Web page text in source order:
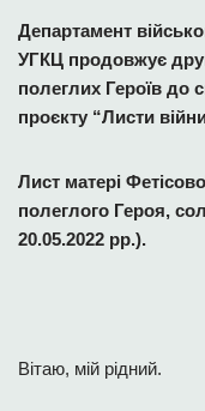
Департамент
УГКЦ продовжує
полеглих Героїв до
проєкту “Листи
Лист матері
полеглого Героя,
20.05.2022 рр.).
Вітаю, мій рідний.